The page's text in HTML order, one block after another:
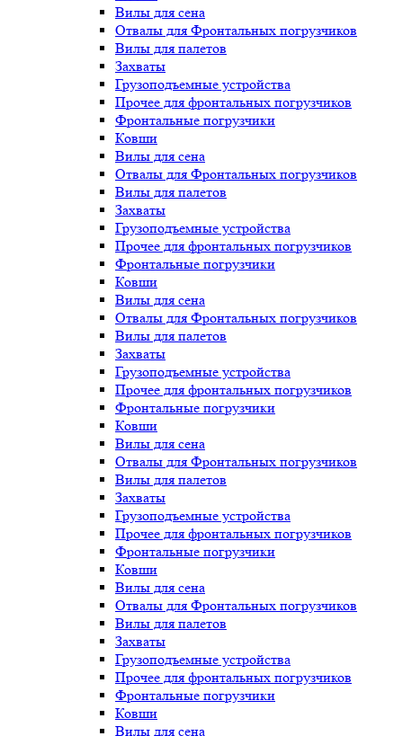
Вилы для сена
Отвалы для Фронтальных погрузчиков
Вилы для палетов
Захваты
Грузоподъемные устройства
Прочее для фронтальных погрузчиков
Фронтальные погрузчики
Ковши
Вилы для сена
Отвалы для Фронтальных погрузчиков
Вилы для палетов
Захваты
Грузоподъемные устройства
Прочее для фронтальных погрузчиков
Фронтальные погрузчики
Ковши
Вилы для сена
Отвалы для Фронтальных погрузчиков
Вилы для палетов
Захваты
Грузоподъемные устройства
Прочее для фронтальных погрузчиков
Фронтальные погрузчики
Ковши
Вилы для сена
Отвалы для Фронтальных погрузчиков
Вилы для палетов
Захваты
Грузоподъемные устройства
Прочее для фронтальных погрузчиков
Фронтальные погрузчики
Ковши
Вилы для сена
Отвалы для Фронтальных погрузчиков
Вилы для палетов
Захваты
Грузоподъемные устройства
Прочее для фронтальных погрузчиков
Фронтальные погрузчики
Ковши
Вилы для сена